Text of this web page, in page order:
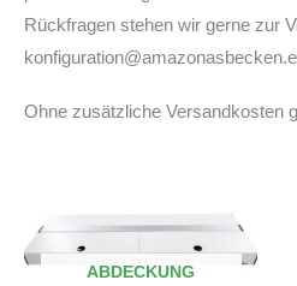
Rückfragen stehen wir gerne zur
Ohne zusätzliche Versandkosten
ABDECKUNG